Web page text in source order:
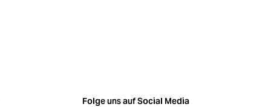
Folge uns auf Social Media